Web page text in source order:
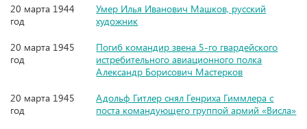
20 марта 1944
год
Умер Илья Иванович Машков, русский
художник
20 марта 1945
год
Погиб командир звена 5-го гвардейского
истребительного авиационного полка
Александр Борисович Мастерков
20 марта 1945
год
Адольф Гитлер снял Генриха Гиммлера с
поста командующего группой армий «Висла»